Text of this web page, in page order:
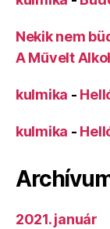
Nekik nem
A Művelt
kulmika -
kulmika -
2021. január